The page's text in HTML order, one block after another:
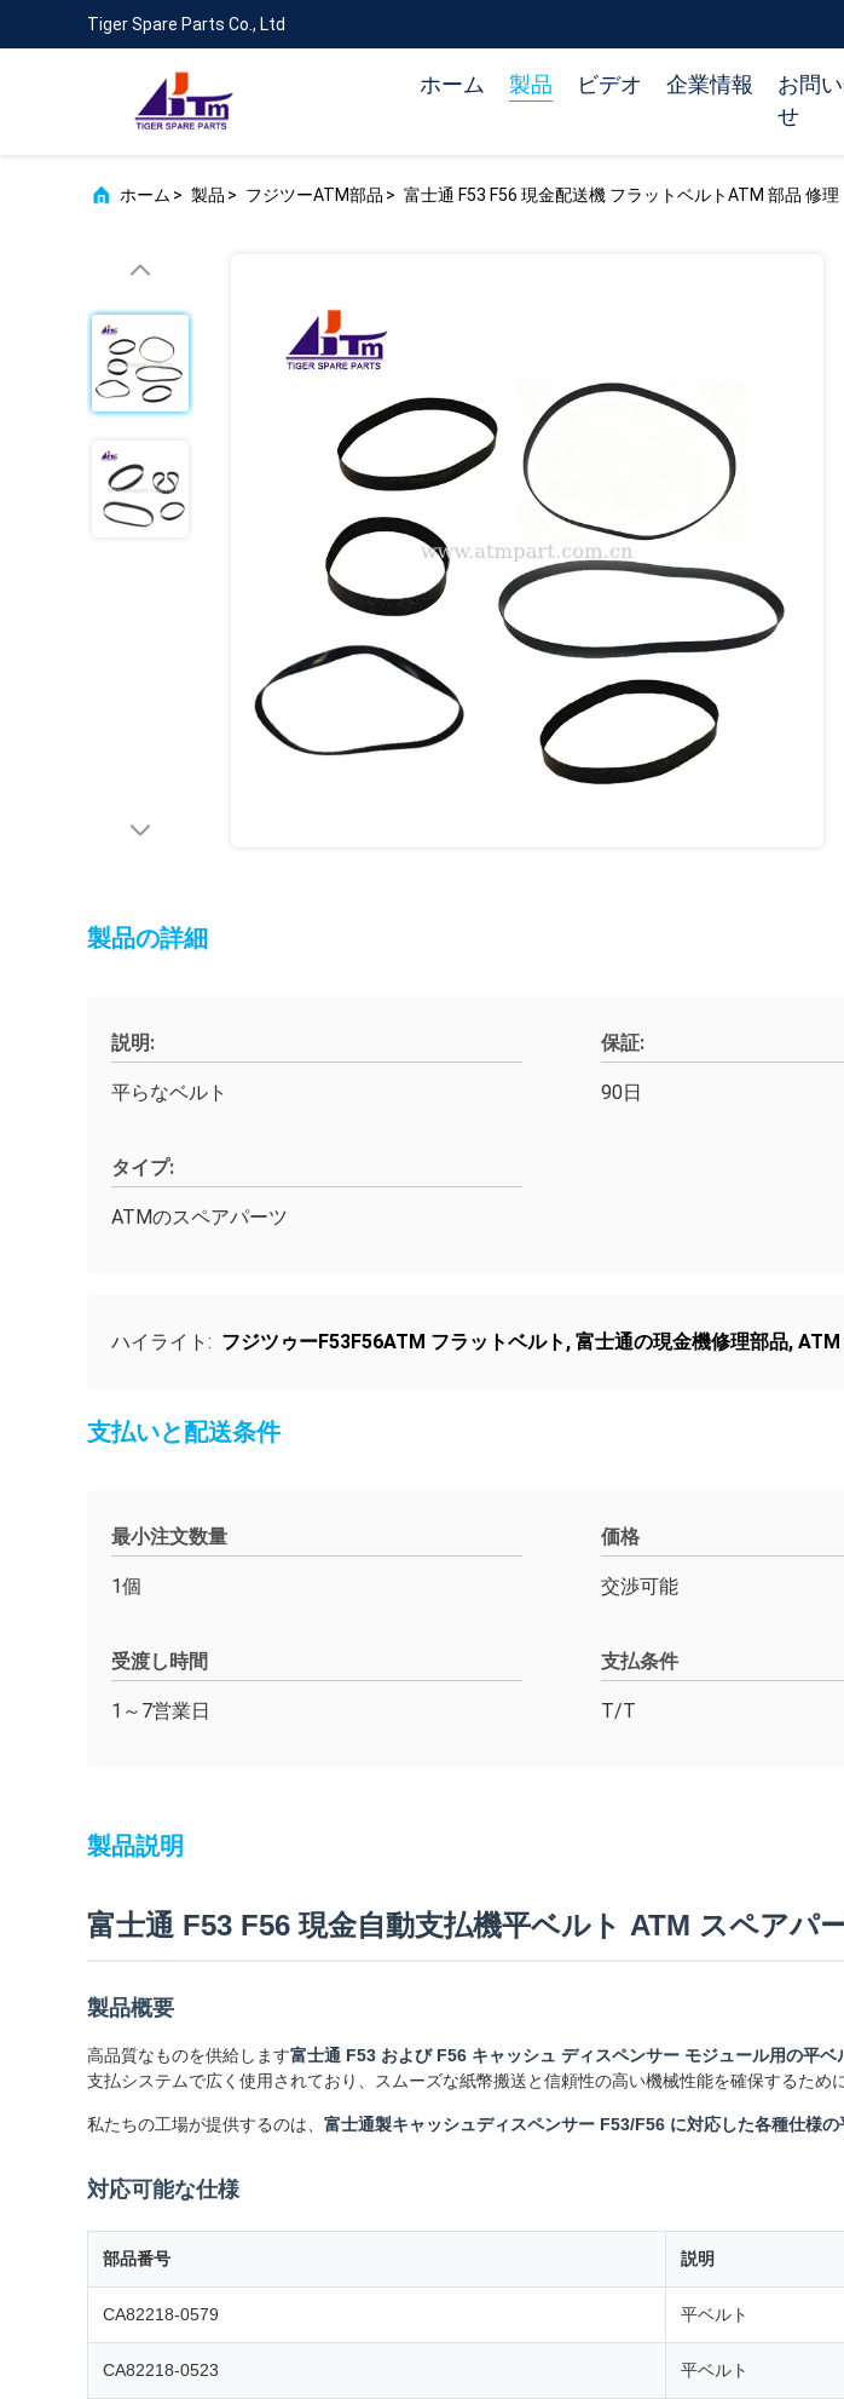
Tiger Spare Parts Co., Ltd
ホーム 製品 ビデオ 企業情報
お問
せ
ホーム > 製品 > フジツーATM部品 > 富士通 F53 F56 現金配送機 フラットベルトATM 部品 修理
製品の詳細
説明:
平らなベルト
保証:
90日
タイプ:
ATMのスペアパーツ
ハイライト: フジツゥーF53F56ATM フラットベルト , 富士通の現金機修理部品,
支払いと配送条件
最小注文数量
1個
価格
交渉可能
受渡し時間
1～7営業日
支払条件
T/T
製品説明
富士通 F53 F56 現金自動支払機平ベルト ATM スペアパ
製品概要
高品質なものを供給します富士通 F53 および F56 キャッシュ ディスペンサー モジュール用の平ベ
支払システムで広く使用されており、スムーズな紙幣搬送と信頼性の高い機械性能を確保するため
私たちの工場が提供するのは、 富士通製キャッシュディスペンサー F53/F56 に対応した各種仕様の
対応可能な仕様
部品番号 説明
CA82218-0579 平ベルト
CA82218-0523 平ベルト